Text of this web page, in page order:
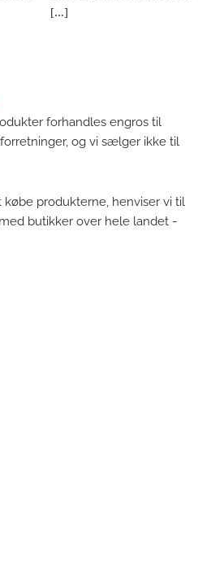
[...]
forhandles engros til
og vi sælger ikke til
produkterne, henviser vi til
butikker over hele landet -